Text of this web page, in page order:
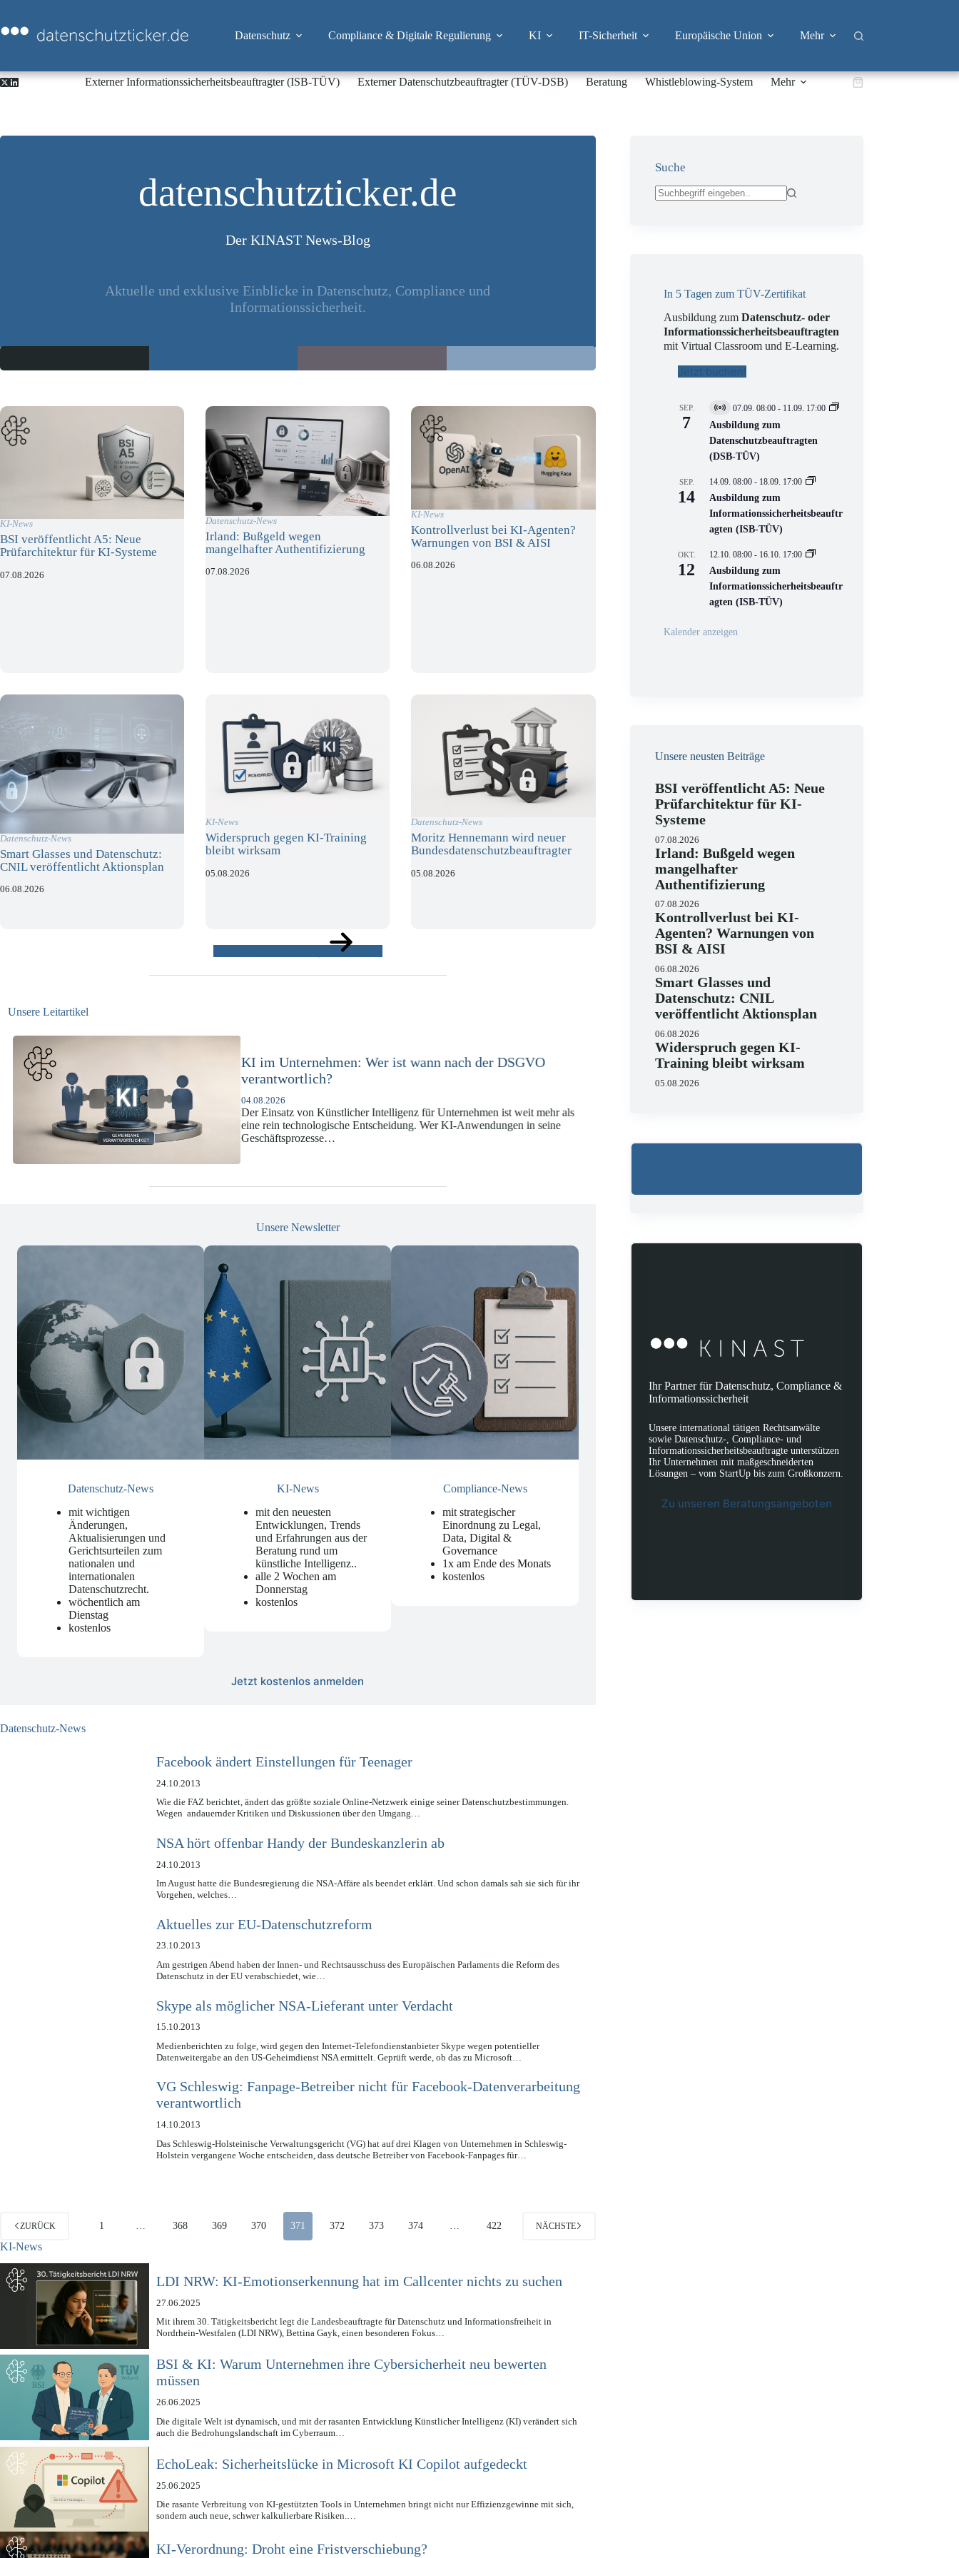
springen
Datenschutz Compliance & Digitale Regulierung KI IT-Sicherheit Europäische Union Mehr
Externer Informationssicherheitsbeauftragter (ISB-TÜV) Externer Datenschutzbeauftragter (TÜV-DSB) Beratung Whistleblowing-System Mehr Warenkorb
datenschutzticker.de
Der KINAST News-Blog
Aktuelle und exklusive Einblicke in Datenschutz, Compliance und
Informationssicherheit.
KI-News
BSI veröffentlicht A5: Neue
Prüfarchitektur für KI-Systeme
07.08.2026
Datenschutz-News
Irland: Bußgeld wegen
mangelhafter Authentifizierung
07.08.2026
KI-News
Kontrollverlust bei KI-Agenten?
Warnungen von BSI & AISI
06.08.2026
Datenschutz-News
Smart Glasses und Datenschutz:
CNIL veröffentlicht Aktionsplan
06.08.2026
KI-News
Widerspruch gegen KI-Training
bleibt wirksam
05.08.2026
Datenschutz-News
Moritz Hennemann wird neuer
Bundesdatenschutzbeauftragter
05.08.2026
Unsere Leitartikel
KI-Compliance in der Versicherungswirtschaft mit DORA,
DSGVO und KI-VO
07.07.2026
Die europäische Digitalregulierung hat in den vergangenen Jahren eine
enorme Komplexität erreicht, die insbesondere Unternehmen der Finanz-
und Versicherungswirtschaft vor…
Unsere Newsletter
Datenschutz-News
mit wichtigen
Änderungen,
Aktualisierungen und
Gerichtsurteilen zum
nationalen und
internationalen
Datenschutzrecht.
wöchentlich am
Dienstag
kostenlos
KI-News
mit den neuesten
Entwicklungen, Trends
und Erfahrungen aus der
Beratung rund um
künstliche Intelligenz..
alle 2 Wochen am
Donnerstag
kostenlos
Compliance-News
mit strategischer
Einordnung zu Legal,
Data, Digital &
Governance
1x am Ende des Monats
kostenlos
Jetzt kostenlos anmelden
Datenschutz-News
Facebook ändert Einstellungen für Teenager
24.10.2013
Wie die FAZ berichtet, ändert das größte soziale Online-Netzwerk einige seiner Datenschutzbestimmungen.
Wegen andauernder Kritiken und Diskussionen über den Umgang…
NSA hört offenbar Handy der Bundeskanzlerin ab
24.10.2013
Im August hatte die Bundesregierung die NSA-Affäre als beendet erklärt. Und schon damals sah sie sich für ihr
Vorgehen, welches…
Aktuelles zur EU-Datenschutzreform
23.10.2013
Am gestrigen Abend haben der Innen- und Rechtsausschuss des Europäischen Parlaments die Reform des
Datenschutz in der EU verabschiedet, wie…
Skype als möglicher NSA-Lieferant unter Verdacht
15.10.2013
Medienberichten zu folge, wird gegen den Internet-Telefondienstanbieter Skype wegen potentieller
Datenweitergabe an den US-Geheimdienst NSA ermittelt. Geprüft werde, ob das zu Microsoft…
VG Schleswig: Fanpage-Betreiber nicht für Facebook-Datenverarbeitung
verantwortlich
14.10.2013
Das Schleswig-Holsteinische Verwaltungsgericht (VG) hat auf drei Klagen von Unternehmen in Schleswig-
Holstein vergangene Woche entscheiden, dass deutsche Betreiber von Facebook-Fanpages für…
ZURÜCK 1 368 369 370 371 372 373 374 422 NÄCHSTE
KI-News
LDI NRW: KI-Emotionserkennung hat im Callcenter nichts zu suchen
27.06.2025
Mit ihrem 30. Tätigkeitsbericht legt die Landesbeauftragte für Datenschutz und Informationsfreiheit in
Nordrhein-Westfalen (LDI NRW), Bettina Gayk, einen besonderen Fokus…
BSI & KI: Warum Unternehmen ihre Cybersicherheit neu bewerten
müssen
26.06.2025
Die digitale Welt ist dynamisch, und mit der rasanten Entwicklung Künstlicher Intelligenz (KI) verändert sich
auch die Bedrohungslandschaft im Cyberraum…
EchoLeak: Sicherheitslücke in Microsoft KI Copilot aufgedeckt
25.06.2025
Die rasante Verbreitung von KI-gestützten Tools in Unternehmen bringt nicht nur Effizienzgewinne mit sich,
sondern auch neue, schwer kalkulierbare Risiken.…
KI-Verordnung: Droht eine Fristverschiebung?
Suche
In 5 Tagen zum TÜV-Zertifikat
Ausbildung zumDatenschutz- oder
Informationssicherheitsbeauftragten
mit Virtual Classroom und E-Learning.
Jetzt buchen!
SEP.
7
V
i
t
u
l
V
e
r
n
s
t
a
t
n
07.09. 08:00 - 11.09. 17:00
Ausbildung zum
Datenschutzbeauftragten
(DSB-TÜV)
SEP.
14
14.09. 08:00 - 18.09. 17:00
Ausbildung zum
Informationssicherheitsbeauftr
agten (ISB-TÜV)
OKT.
12
12.10. 08:00 - 16.10. 17:00
Ausbildung zum
Informationssicherheitsbeauftr
agten (ISB-TÜV)
Kalender anzeigen
Unsere neusten Beiträge
BSI veröffentlicht A5: Neue
Prüfarchitektur für KI-
Systeme
07.08.2026
Irland: Bußgeld wegen
mangelhafter
Authentifizierung
07.08.2026
Kontrollverlust bei KI-
Agenten? Warnungen von
BSI & AISI
06.08.2026
Smart Glasses und
Datenschutz: CNIL
veröffentlicht Aktionsplan
06.08.2026
Widerspruch gegen KI-
Training bleibt wirksam
05.08.2026
Ihr Partner für Datenschutz, Compliance &
Informationssicherheit
Unsere international tätigen Rechtsanwälte
sowie Datenschutz-, Compliance- und
Informationssicherheitsbeauftragte unterstützen
Ihr Unternehmen mit maßgeschneiderten
Lösungen – vom StartUp bis zum Großkonzern.
Zu unseren Beratungsangeboten